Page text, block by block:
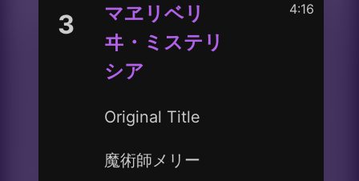
3
マヱリベリ
ヰ・ミステリ
シア
Original Title
魔術師メリー
4:16